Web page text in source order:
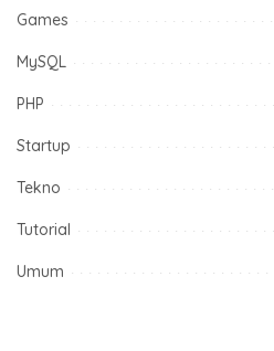
Games
MySQL
PHP
Startup
Tekno
Tutorial
Umum